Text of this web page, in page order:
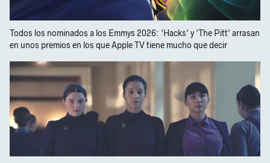
Todos los nominados a los Emmys 2026: 'Hacks' y 'The Pitt' arrasan
en unos premios en los que Apple TV tiene mucho que decir